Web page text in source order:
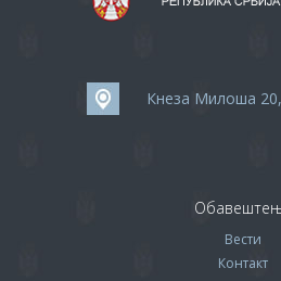
Кнеза Милоша
Вести
Контакт